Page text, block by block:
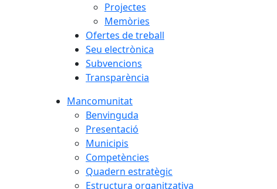
Projectes
Memòries
Ofertes de treball
Seu electrònica
Subvencions
Transparència
Mancomunitat
Benvinguda
Presentació
Municipis
Competències
Quadern estratègic
Estructura organitzativa